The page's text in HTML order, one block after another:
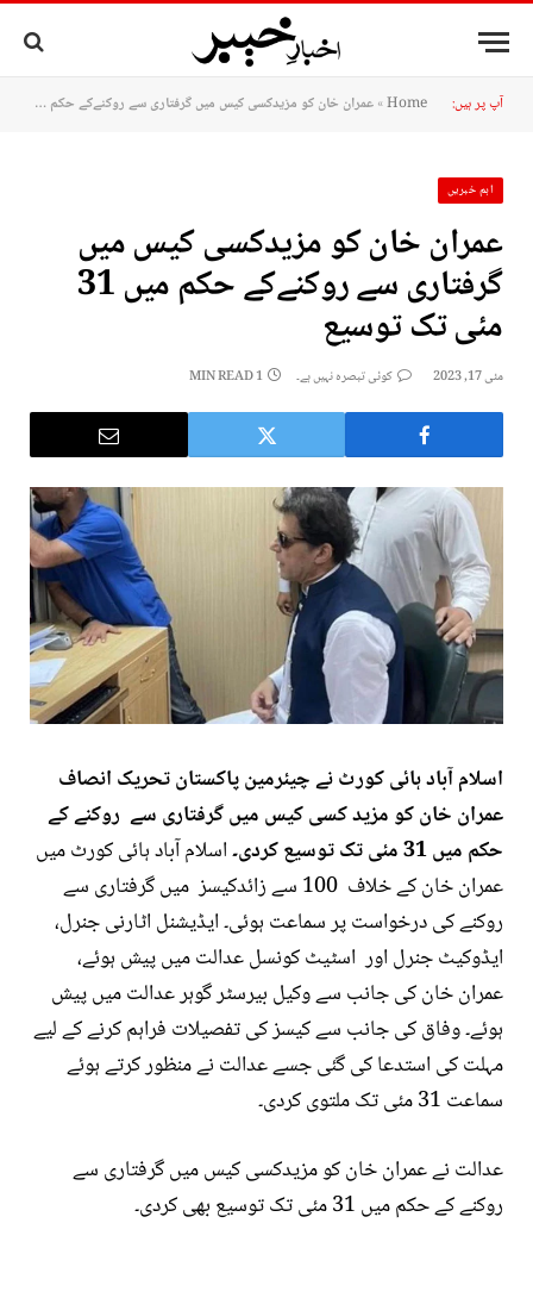
آپ پر ہیں: Home
»عمران خان کو مزیدکسی کیس میں گرفتاری سے روکنےکے حکم میں 31 مئی تک توسیع
اہم خبریں
عمران خان کو مزیدکسی کیس میں
گرفتاری سے روکنےکے حکم میں 31
مئی تک توسیع
مئی 17, 2023 کوئی تبصرہ نہیں ہے۔ 1 MIN READ
اسلام آباد ہائی کورٹ نے چیئرمین پاکستان تحریک انصاف
عمران خان کو مزید کسی کیس میں گرفتاری سے روکنے کے
حکم میں 31 مئی تک توسیع کردی۔
اسلام آباد ہائی کورٹ میں
عمران خان کے خلاف 100 سے زائدکیسز میں گرفتاری سے
روکنے کی درخواست پر سماعت ہوئی۔ ایڈیشنل اٹارنی جنرل،
ایڈوکیٹ جنرل اور اسٹیٹ کونسل عدالت میں پیش ہوئے،
عمران خان کی جانب سے وکیل بیرسٹر گوہر عدالت میں پیش
ہوئے۔وفاق کی جانب سے کیسز کی تفصیلات فراہم کرنے کے لیے
مہلت کی استدعا کی گئی جسے عدالت نے منظور کرتے ہوئے
سماعت 31 مئی تک ملتوی کردی۔
عدالت نے عمران خان کو مزیدکسی کیس میں گرفتاری سے
روکنے کے حکم میں 31 مئی تک توسیع بھی کردی۔